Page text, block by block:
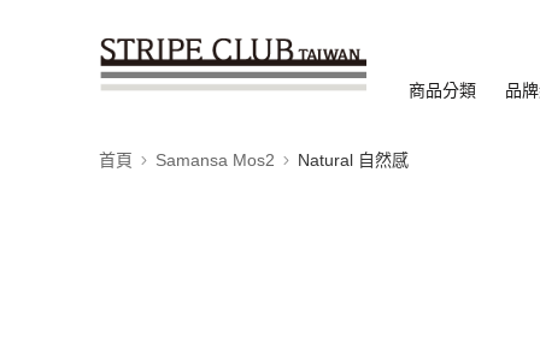
商品分類 品
首頁 Samansa Mos2 Natural 自然感